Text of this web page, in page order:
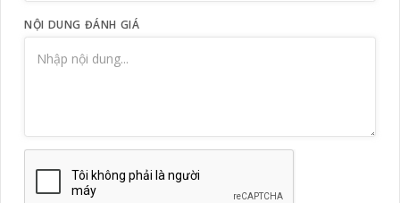
NỘI DUNG ĐÁNH GIÁ